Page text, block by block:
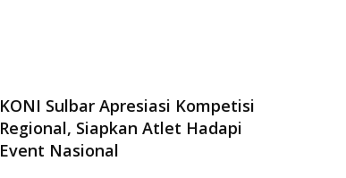
KONI Sulbar Apresiasi Kompetisi
Regional, Siapkan Atlet Hadapi
Event Nasional